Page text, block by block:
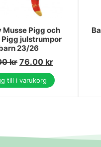
Musse Pigg och
Pigg julstrumpor
23/26
kr 76.00 kr
till i varukorg